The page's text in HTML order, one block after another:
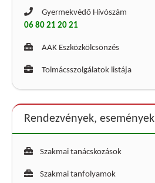
Gyermekvédő Hívószám
06 80 21 20 21
AAK Eszközkölcsönzés
Tolmácsszolgálatok listája
Rendezvények, események
Szakmai tanácskozások
Szakmai tanfolyamok